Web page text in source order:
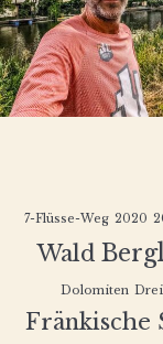
7-Flüsse-Weg 2020
Wald
Dolomiten
Fränkische